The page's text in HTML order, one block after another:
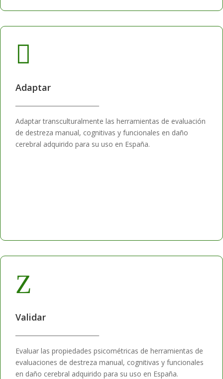

Adaptar
Adaptar transculturalmente las herramientas de evaluación
de destreza manual, cognitivas y funcionales en daño
cerebral adquirido para su uso en España.
Z
Validar
Evaluar las propiedades psicométricas de herramientas de
evaluaciones de destreza manual, cognitivas y funcionales
en daño cerebral adquirido para su uso en España.